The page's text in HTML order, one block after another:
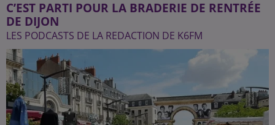
C’EST PARTI POUR LA BRADERIE DE RENTRÉE
DE DIJON
LES PODCASTS DE LA REDACTION DE K6FM